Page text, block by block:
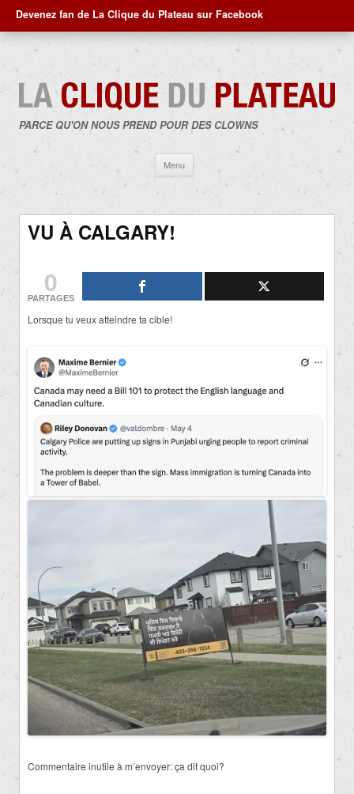
Devenez fan de La Clique du Plateau sur Facebook
PARCE QU'ON NOUS PREND POUR DES CLOWNS
Menu
contenu
VU À CALGARY!
0
PARTAGES
Lorsque tu veux atteindre ta cible!
Commentaire inutile à m’envoyer: ça dit quoi?